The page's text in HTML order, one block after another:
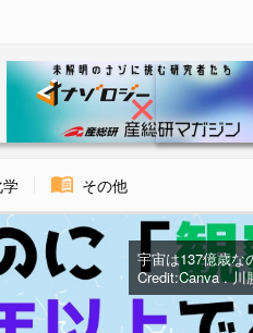
その他
宇宙は137億歳な
Credit:Canva . 川